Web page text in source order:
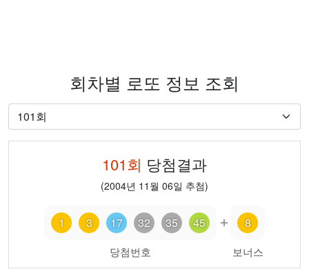
회차별 로또 정보 조회
101회 당첨결과
(2004년 11월 06일 추첨)
당첨번호
1 3 17 32 35 45
보너스
8